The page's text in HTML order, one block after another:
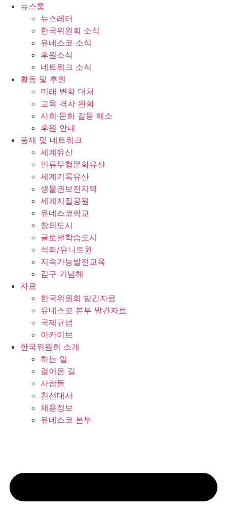
뉴스룸
뉴스레터
한국위원회 소식
유네스코 소식
후원소식
네트워크 소식
활동 및 후원
미래 변화 대처
교육 격차 완화
사회∙문화 갈등 해소
후원 안내
등재 및 네트워크
세계유산
인류무형문화유산
세계기록유산
생물권보전지역
세계지질공원
유네스코학교
창의도시
글로벌학습도시
석좌/유니트윈
지속가능발전교육
김구 기념해
자료
한국위원회 발간자료
유네스코 본부 발간자료
국제규범
아카이브
한국위원회 소개
하는 일
걸어온 길
사람들
친선대사
채용정보
유네스코 본부